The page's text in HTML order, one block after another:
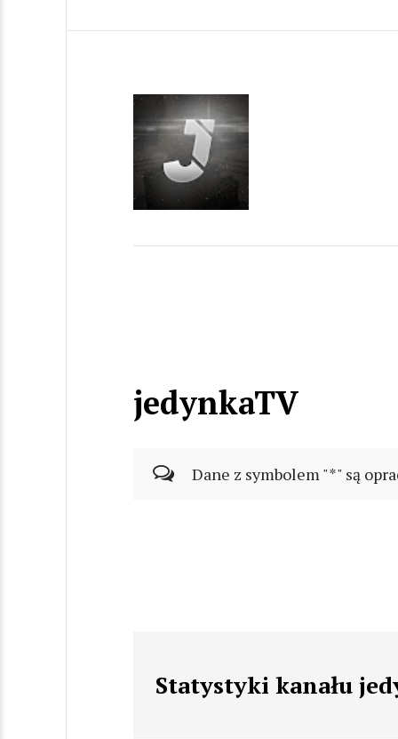
jedynkaTV
Dane z symbolem "*" są
Statystyki kanału